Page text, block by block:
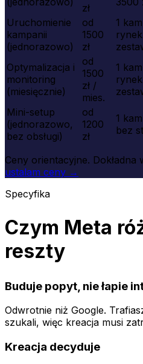
zł
Uruchomienie
kampanii
(jednorazowo)
od
1500
zł
1
Optymalizacja i
monitoring
(miesięcznie)
od
1500
zł /
mies.
1
Mini-setup
(jednorazowo,
bez obsługi)
od
1200
zł
1
bez
Ceny orientacyjne. Dokładna
ustalam ceny →
Specyfika
Czym Meta
reszty
Buduje popyt, nie łapie
Odwrotnie niż Google.
szukali, więc kreacja musi
Kreacja decyduje